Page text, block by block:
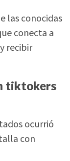
las conocidas
conecta a
recibir
tiktokers
ocurrió
con